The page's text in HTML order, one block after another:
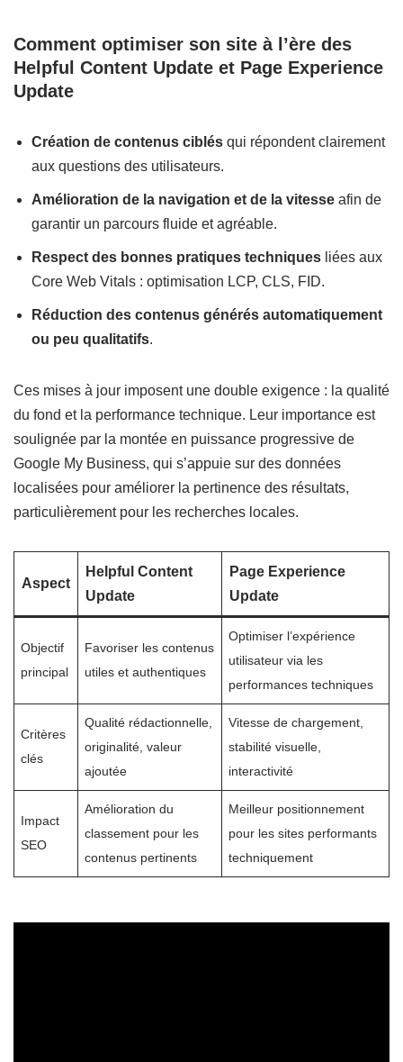
Comment optimiser son site à l’ère des
Helpful Content Update et Page Experience
Update
Création de contenus ciblés qui répondent clairement
aux questions des utilisateurs.
Amélioration de la navigation et de la vitesse afin de
garantir un parcours fluide et agréable.
Respect des bonnes pratiques techniques liées aux
Core Web Vitals : optimisation LCP, CLS, FID.
Réduction des contenus générés automatiquement
ou peu qualitatifs.
Ces mises à jour imposent une double exigence : la qualité
du fond et la performance technique. Leur importance est
soulignée par la montée en puissance progressive de
Google My Business, qui s’appuie sur des données
localisées pour améliorer la pertinence des résultats,
particulièrement pour les recherches locales.
Aspect
Helpful Content
Update
Page Experience
Update
Objectif
principal
Favoriser les contenus
utiles et authentiques
Optimiser l’expérience
utilisateur via les
performances techniques
Critères
clés
Qualité rédactionnelle,
originalité, valeur
ajoutée
Vitesse de chargement,
stabilité visuelle,
interactivité
Impact
SEO
Amélioration du
classement pour les
contenus pertinents
Meilleur positionnement
pour les sites performants
techniquement